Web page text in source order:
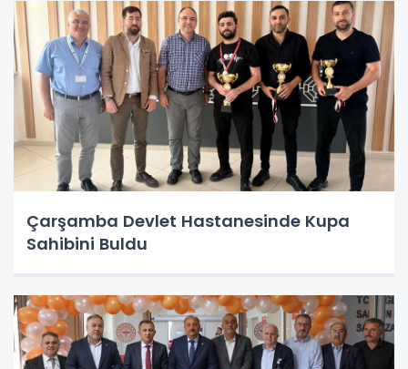
Çarşamba Devlet Hastanesinde Kupa
Sahibini Buldu